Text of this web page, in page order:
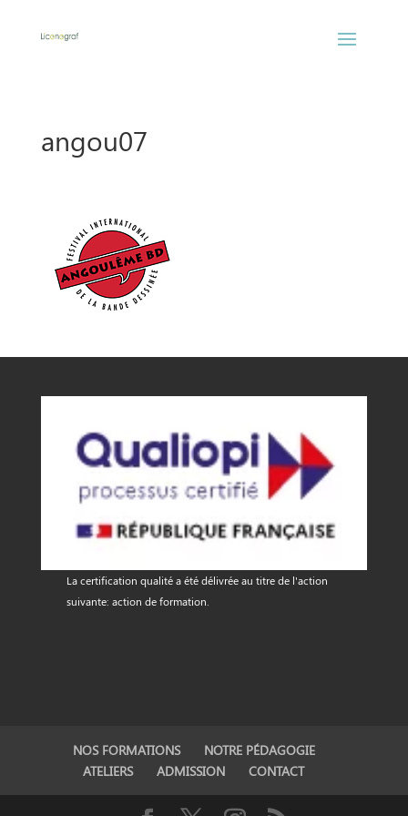
angou07
La certification qualité a été délivrée au titre de l'action
suivante: action de formation.
NOS FORMATIONS
NOTRE PÉDAGOGIE
ATELIERS
ADMISSION CONTACT